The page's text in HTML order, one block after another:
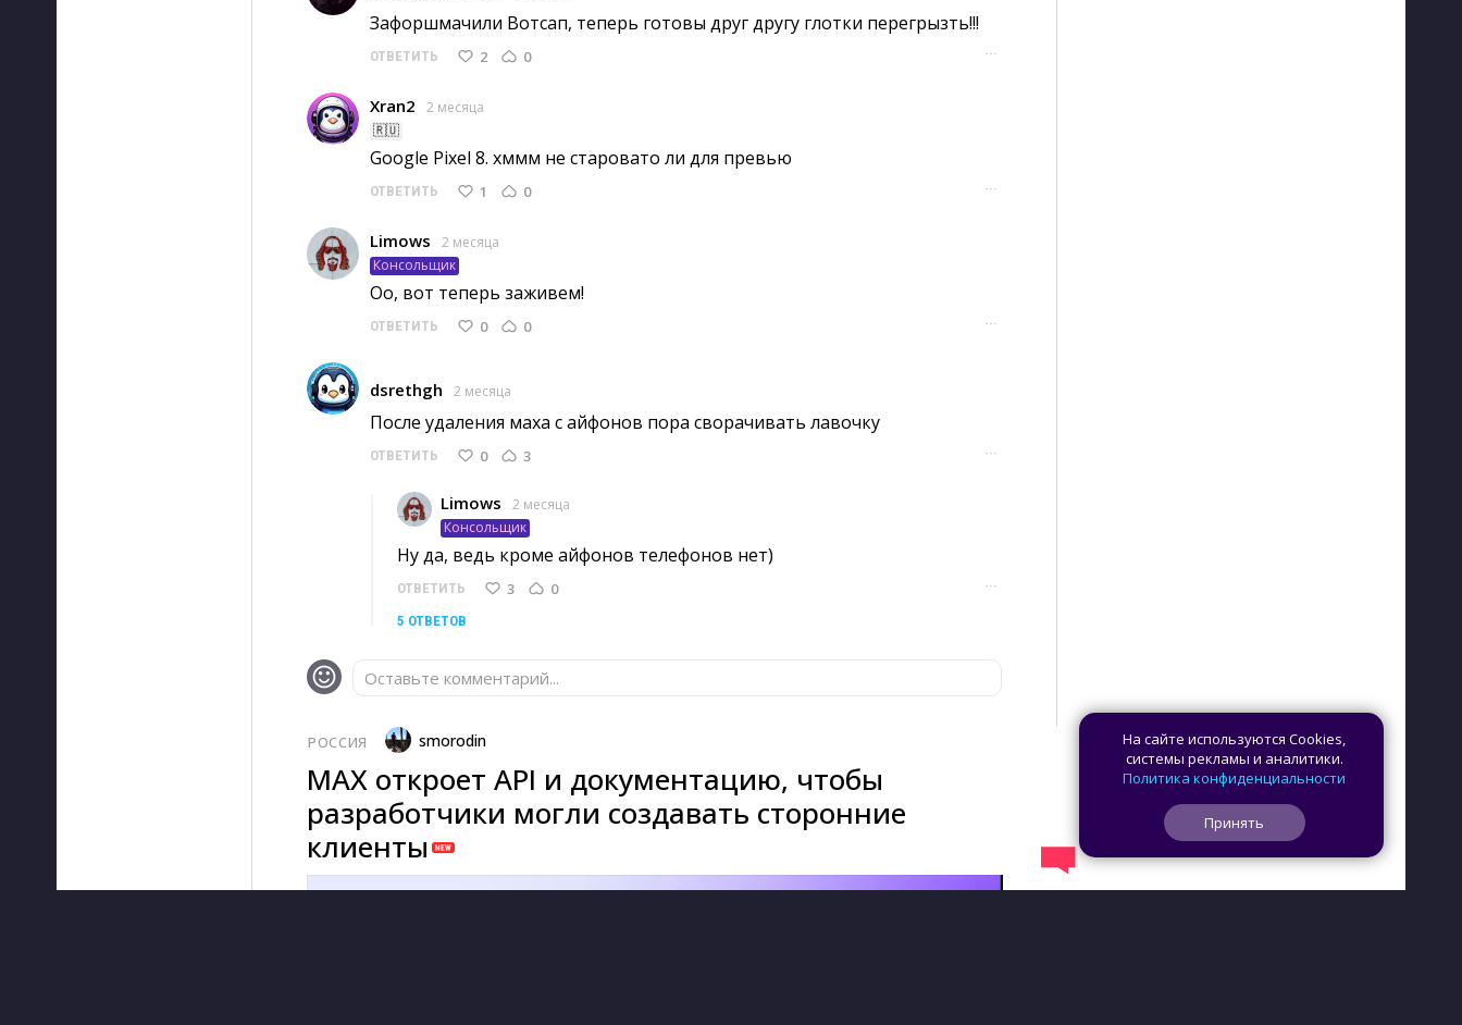
Зафоршмачили Вотсап, теперь готовы друг другу глотки перегрызть!!!
ОТВЕТИТЬ 2 0 ···
Xran2
2 месяца
🇷🇺
Google Pixel 8. хммм не старовато ли для превью
ОТВЕТИТЬ 1 0 ···
Limows
2 месяца
Консольщик
Оо, вот теперь заживем!
ОТВЕТИТЬ 0 0 ···
dsrethgh 2 месяца
После удаления маха с айфонов пора сворачивать лавочку
ОТВЕТИТЬ 0 3 ···
Limows
2 месяца
Консольщик
Ну да, ведь кроме айфонов телефонов нет)
ОТВЕТИТЬ 3 0 ···
5 ОТВЕТОВ
Оставьте комментарий...
РОССИЯ smorodin
MAX откроет API и документацию, чтобы
разработчики могли создавать сторонние
клиенты
На сайте используются Cookies,
системы рекламы и аналитики.
Политика конфиденциальности
Принять